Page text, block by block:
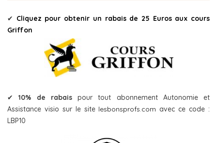
✔ Cliquez pour obtenir un rabais de 25 Euros aux cours
Griffon
✔10% de rabaispour tout abonnement Autonomie et
Assistance visio sur le site lesbonsprofs.com avec ce code :
LBP10